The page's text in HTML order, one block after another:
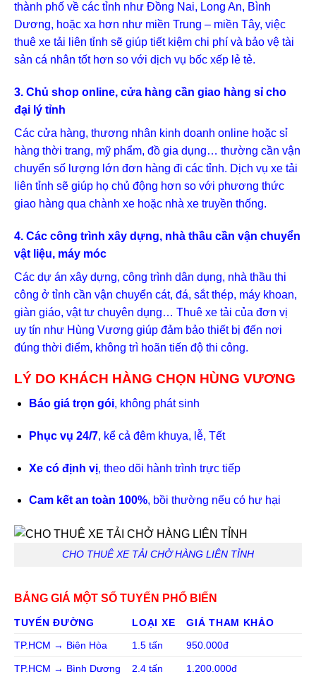
thành phố về các tỉnh như Đồng Nai, Long An, Bình
Dương, hoặc xa hơn như miền Trung – miền Tây, việc
thuê xe tải liên tỉnh sẽ giúp tiết kiệm chi phí và bảo vệ tài
sản cá nhân tốt hơn so với dịch vụ bốc xếp lẻ tẻ.
3. Chủ shop online, cửa hàng cần giao hàng sỉ cho
đại lý tỉnh
Các cửa hàng, thương nhân kinh doanh online hoặc sỉ
hàng thời trang, mỹ phẩm, đồ gia dụng… thường cần vận
chuyển số lượng lớn đơn hàng đi các tỉnh. Dịch vụ xe tải
liên tỉnh sẽ giúp họ chủ động hơn so với phương thức
giao hàng qua chành xe hoặc nhà xe truyền thống.
4. Các công trình xây dựng, nhà thầu cần vận chuyển
vật liệu, máy móc
Các dự án xây dựng, công trình dân dụng, nhà thầu thi
công ở tỉnh cần vận chuyển cát, đá, sắt thép, máy khoan,
giàn giáo, vật tư chuyên dụng… Thuê xe tải của đơn vị
uy tín như Hùng Vương giúp đảm bảo thiết bị đến nơi
đúng thời điểm, không trì hoãn tiến độ thi công.
LÝ DO KHÁCH HÀNG CHỌN HÙNG VƯƠNG
Báo giá trọn gói, không phát sinh
Phục vụ 24/7, kể cả đêm khuya, lễ, Tết
Xe có định vị, theo dõi hành trình trực tiếp
Cam kết an toàn 100%, bồi thường nếu có hư hại
CHO THUÊ XE TẢI CHỞ HÀNG LIÊN TỈNH
BẢNG GIÁ MỘT SỐ TUYẾN PHỔ BIẾN
TUYẾN ĐƯỜNG LOẠI XE
GIÁ THAM KHẢO
TP.HCM → Biên Hòa
1.5 tấn 950.000đ
TP.HCM → Bình Dương 2.4 tấn 1.200.000đ